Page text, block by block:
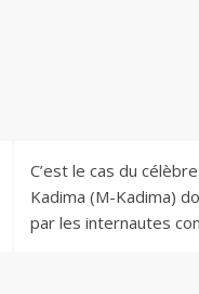
C’est le cas du
Kadima (M-Kadima)
par les internautes